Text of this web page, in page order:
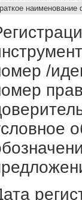
наименование
/